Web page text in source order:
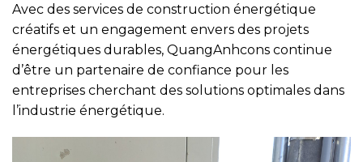
Avec des services de construction énergétique
créatifs et un engagement envers des projets
énergétiques durables, QuangAnhcons continue
d’être un partenaire de confiance pour les
entreprises cherchant des solutions optimales dans
l’industrie énergétique.